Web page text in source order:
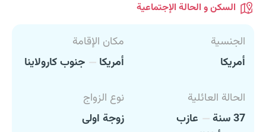
السكن و الحالة الإجتماعية
الجنسية
أمريكا
مكان الإقامة
أمريكا
جنوب كارولاينا
الحالة العائلية
37 سنة
عازب
نوع الزواج
زوجة اولى